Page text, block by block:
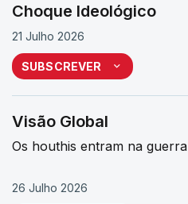
Choque Ideológico
21 Julho 2026
SUBSCREVER
Visão Global
Os houthis entram na guerra
26 Julho 2026